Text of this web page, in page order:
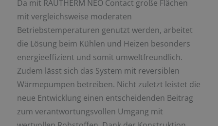
Da mit RAUTHERM NEO Contact große Flächen
mit vergleichsweise moderaten
Betriebstemperaturen genutzt werden, arbeitet
die Lösung beim Kühlen und Heizen besonders
energieeffizient und somit umweltfreundlich.
Zudem lässt sich das System mit reversiblen
Wärmepumpen betreiben. Nicht zuletzt leistet die
neue Entwicklung einen entscheidenden Beitrag
zum verantwortungsvollen Umgang mit